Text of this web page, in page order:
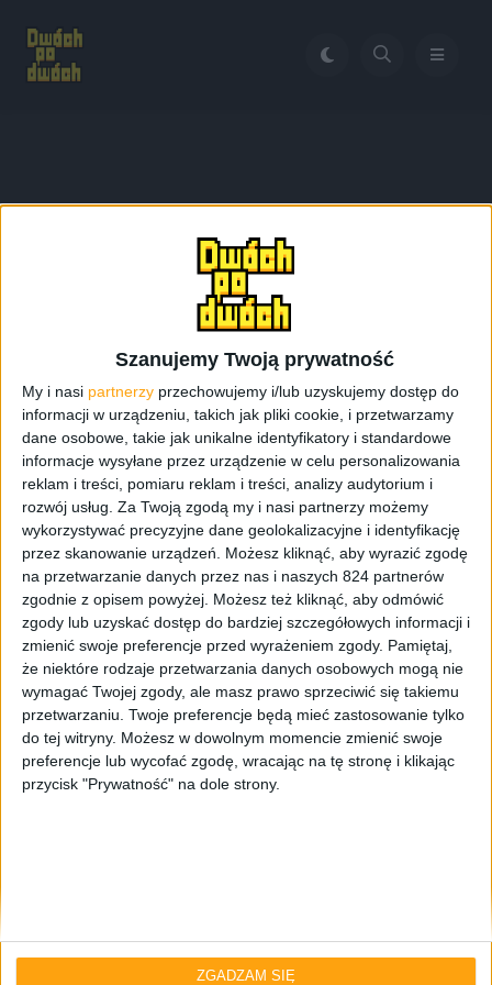
Szanujemy Twoją prywatność
My i nasi partnerzy przechowujemy i/lub uzyskujemy dostęp do
informacji w urządzeniu, takich jak pliki cookie, i przetwarzamy
dane osobowe, takie jak unikalne identyfikatory i standardowe
informacje wysyłane przez urządzenie w celu personalizowania
reklam i treści, pomiaru reklam i treści, analizy audytorium i
rozwój usług. Za Twoją zgodą my i nasi partnerzy możemy
wykorzystywać precyzyjne dane geolokalizacyjne i identyfikację
przez skanowanie urządzeń. Możesz kliknąć, aby wyrazić zgodę
na przetwarzanie danych przez nas i naszych 824 partnerów
zgodnie z opisem powyżej. Możesz też kliknąć, aby odmówić
zgody lub uzyskać dostęp do bardziej szczegółowych informacji i
zmienić swoje preferencje przed wyrażeniem zgody. Pamiętaj,
że niektóre rodzaje przetwarzania danych osobowych mogą nie
wymagać Twojej zgody, ale masz prawo sprzeciwić się takiemu
przetwarzaniu. Twoje preferencje będą mieć zastosowanie tylko
do tej witryny. Możesz w dowolnym momencie zmienić swoje
preferencje lub wycofać zgodę, wracając na tę stronę i klikając
przycisk "Prywatność" na dole strony.
ZGADZAM SIĘ
Heroes of Might and
Mamy do pogrania
The Callisto Protocol za darmo i nowe
Heroes of Might and Magic – Mamy do
pogrania #27